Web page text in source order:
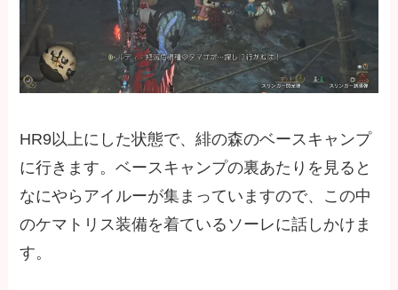
HR9以上にした状態で、緋の森のベースキャンプ
に行きます。ベースキャンプの裏あたりを見ると
なにやらアイルーが集まっていますので、この中
のケマトリス装備を着ているソーレに話しかけま
す。